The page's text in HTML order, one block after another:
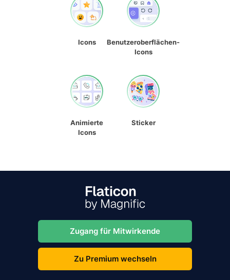
Icons
Benutzeroberflächen-
Icons
Animierte
Icons
Sticker
Zugang für Mitwirkende
Zu Premium wechseln